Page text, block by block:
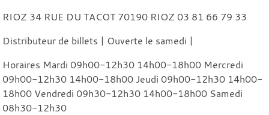
RIOZ 34 RUE DU TACOT 70190 RIOZ 03 81 66 79 33
Distributeur de billets | Ouverte le samedi |
Horaires Mardi 09h00-12h30 14h00-18h00 Mercredi
09h00-12h30 14h00-18h00 Jeudi 09h00-12h30 14h00-
18h00 Vendredi 09h30-12h30 14h00-18h00 Samedi
08h30-12h30